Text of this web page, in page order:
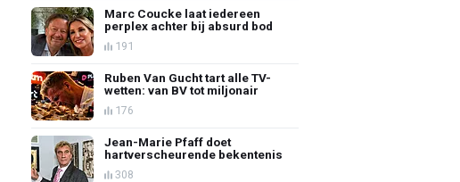
Marc Coucke laat iedereen
perplex achter bij absurd bod
191
Ruben Van Gucht tart alle TV-
wetten: van BV tot miljonair
176
Jean-Marie Pfaff doet
hartverscheurende bekentenis
308